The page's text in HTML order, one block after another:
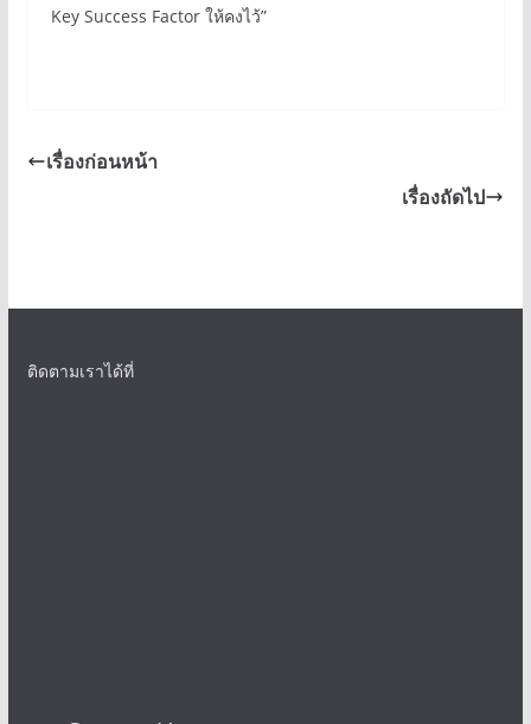
Key Success Factor ให้คงไว้”
เรื่องก่อนหน้า
เรื่องถัดไป
ติดตามเราได้ที่